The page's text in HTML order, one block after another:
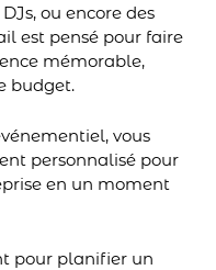
ou encore des
est pensé pour faire
mémorable,
budget.
vous
personnalisé pour
en un moment
pour planifier un